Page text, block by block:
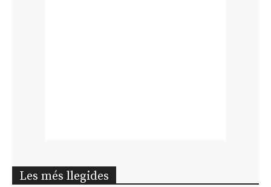
Les més llegides